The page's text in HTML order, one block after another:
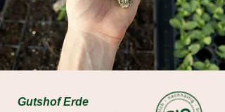
Gutshof Erde